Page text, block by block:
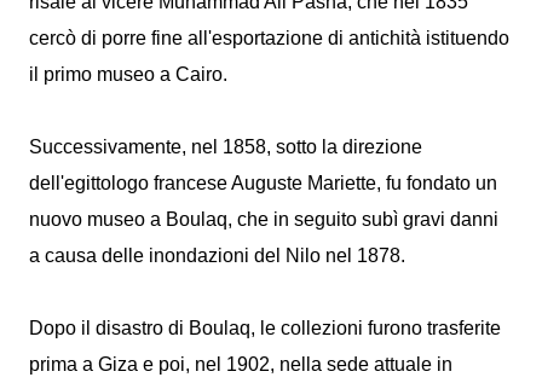
cercò di porre fine all'esportazione di antichità istituendo
il primo museo a Cairo.
Successivamente, nel 1858, sotto la direzione
dell'egittologo francese Auguste Mariette, fu fondato un
nuovo museo a Boulaq, che in seguito subì gravi danni
a causa delle inondazioni del Nilo nel 1878.
Dopo il disastro di Boulaq, le collezioni furono trasferite
prima a Giza e poi, nel 1902, nella sede attuale in